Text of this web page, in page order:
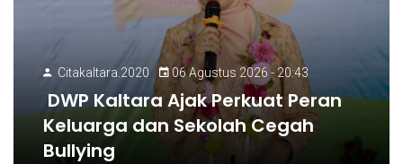
Citakaltara.2020 06 Agustus 2026 - 20:43
DWP Kaltara Ajak Perkuat Peran
Keluarga dan Sekolah Cegah
Bullying